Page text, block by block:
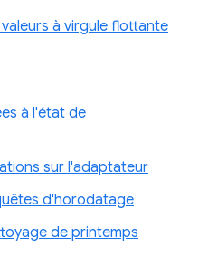
à virgule flottante
à l'état de
sur l'adaptateur
d'horodatage
de printemps